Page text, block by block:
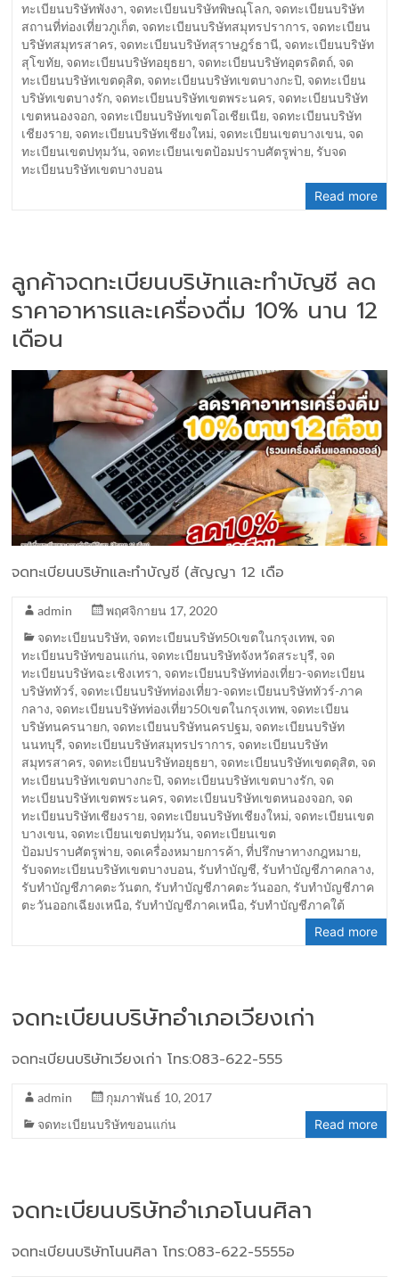
ทะเบียนบริษัทพังงา, จดทะเบียนบริษัทพิษณุโลก, จดทะเบียนบริษัท
สถานที่ท่องเที่ยวภูเก็ต, จดทะเบียนบริษัทสมุทรปราการ, จดทะเบียน
บริษัทสมุทรสาคร, จดทะเบียนบริษัทสุราษฎร์ธานี, จดทะเบียนบริษัท
สุโขทัย, จดทะเบียนบริษัทอยุธยา, จดทะเบียนบริษัทอุตรดิตถ์, จด
ทะเบียนบริษัทเขตดุสิต, จดทะเบียนบริษัทเขตบางกะปิ, จดทะเบียน
บริษัทเขตบางรัก, จดทะเบียนบริษัทเขตพระนคร, จดทะเบียนบริษัท
เขตหนองจอก, จดทะเบียนบริษัทเขตโอเชียเนีย, จดทะเบียนบริษัท
เชียงราย, จดทะเบียนบริษัทเชียงใหม่, จดทะเบียนเขตบางเขน, จด
ทะเบียนเขตปทุมวัน, จดทะเบียนเขตป้อมปราบศัตรูพ่าย, รับจด
ทะเบียนบริษัทเขตบางบอน
Read more
ลูกค้าจดทะเบียนบริษัทและทำบัญชี ลด
ราคาอาหารและเครื่องดื่ม 10% นาน 12
เดือน
จดทะเบียนบริษัทและทำบัญชี (สัญญา 12 เดือ
admin
พฤศจิกายน 17, 2020
จดทะเบียนบริษัท, จดทะเบียนบริษัท50เขตในกรุงเทพ, จด
ทะเบียนบริษัทขอนแก่น, จดทะเบียนบริษัทจังหวัดสระบุรี, จด
ทะเบียนบริษัทฉะเชิงเทรา, จดทะเบียนบริษัทท่องเที่ยว-จดทะเบียน
บริษัททัวร์, จดทะเบียนบริษัทท่องเที่ยว-จดทะเบียนบริษัททัวร์-ภาค
กลาง, จดทะเบียนบริษัทท่องเที่ยว50เขตในกรุงเทพ, จดทะเบียน
บริษัทนครนายก, จดทะเบียนบริษัทนครปฐม, จดทะเบียนบริษัท
นนทบุรี, จดทะเบียนบริษัทสมุทรปราการ, จดทะเบียนบริษัท
สมุทรสาคร, จดทะเบียนบริษัทอยุธยา, จดทะเบียนบริษัทเขตดุสิต, จด
ทะเบียนบริษัทเขตบางกะปิ, จดทะเบียนบริษัทเขตบางรัก, จด
ทะเบียนบริษัทเขตพระนคร, จดทะเบียนบริษัทเขตหนองจอก, จด
ทะเบียนบริษัทเชียงราย, จดทะเบียนบริษัทเชียงใหม่, จดทะเบียนเขต
บางเขน, จดทะเบียนเขตปทุมวัน, จดทะเบียนเขต
ป้อมปราบศัตรูพ่าย, จดเครื่องหมายการค้า,ที่ปรึกษาทางกฎหมาย,
รับจดทะเบียนบริษัทเขตบางบอน, รับทำบัญชี, รับทำบัญชีภาคกลาง,
รับทำบัญชีภาคตะวันตก, รับทำบัญชีภาคตะวันออก, รับทำบัญชีภาค
ตะวันออกเฉียงเหนือ, รับทำบัญชีภาคเหนือ, รับทำบัญชีภาคใต้
Read more
จดทะเบียนบริษัทอำเภอเวียงเก่า
จดทะเบียนบริษัทเวียงเก่า โทร:083-622-555
admin
กุมภาพันธ์ 10, 2017
จดทะเบียนบริษัทขอนแก่น
Read more
จดทะเบียนบริษัทอำเภอโนนศิลา
จดทะเบียนบริษัทโนนศิลา โทร:083-622-5555อ